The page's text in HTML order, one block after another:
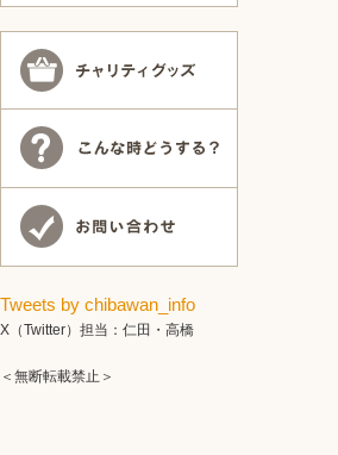
Tweets by chibawan_info
X（Twitter）担当：仁田・高橋
＜無断転載禁止＞